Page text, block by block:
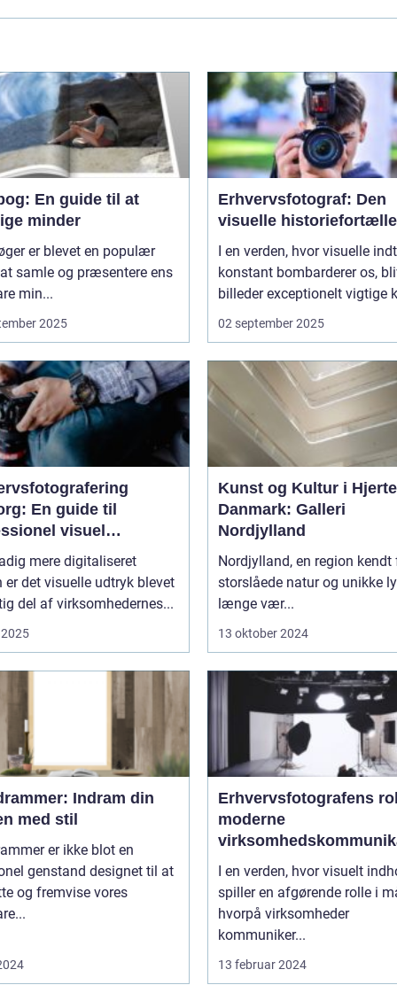
En guide til at
minder
er blevet en populær
samle og præsentere ens
min...
2025
Erhvervsfotograf: Den
visuelle
I en verden, hvor visuelle
konstant bombarderer os,
billeder exceptionelt vigtige
02 september 2025
En guide til
visuel
mere digitaliseret
er det visuelle udtryk blevet
del af virksomhedernes...
Kunst og Kultur i
Danmark: Galleri
Nordjylland
Nordjylland, en region kendt
storslåede natur og unikke
længe vær...
13 oktober 2024
Indram din
med stil
er ikke blot en
genstand designet til at
og fremvise vores
Erhvervsfotografens
moderne
I en verden, hvor visuelt
spiller en afgørende rolle i
hvorpå virksomheder
kommuniker...
13 februar 2024